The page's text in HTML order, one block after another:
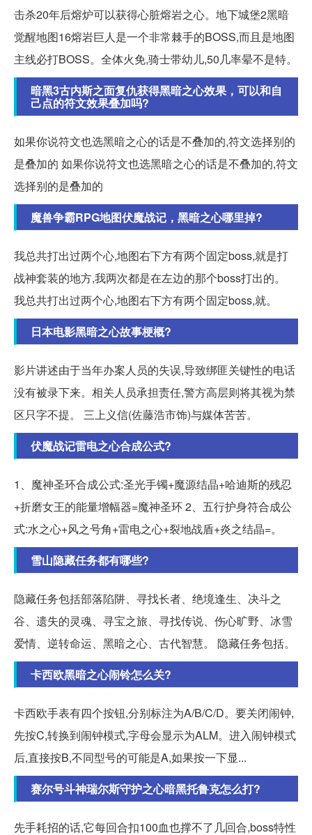
击杀20年后熔炉可以获得心脏熔岩之心。地下城堡2黑暗
觉醒地图16熔岩巨人是一个非常棘手的BOSS,而且是地图
主线必打BOSS。全体火免,骑士带幼儿,50几率晕不是特。
暗黑3古内斯之面复仇获得黑暗之心效果，可以和自
己点的符文效果叠加吗?
如果你说符文也选黑暗之心的话是不叠加的,符文选择别的
是叠加的 如果你说符文也选黑暗之心的话是不叠加的,符文
选择别的是叠加的
魔兽争霸RPG地图伏魔战记，黑暗之心哪里掉?
我总共打出过两个心,地图右下方有两个固定boss,就是打
战神套装的地方,我两次都是在左边的那个boss打出的。
我总共打出过两个心,地图右下方有两个固定boss,就。
日本电影黑暗之心故事梗概?
影片讲述由于当年办案人员的失误,导致绑匪关键性的电话
没有被录下来。相关人员承担责任,警方高层则将其视为禁
区只字不提。 三上义信(佐藤浩市饰)与媒体苦苦。
伏魔战记雷电之心合成公式?
1、魔神圣环合成公式:圣光手镯+魔源结晶+哈迪斯的残忍
+折磨女王的能量增幅器=魔神圣环 2、五行护身符合成公
式:水之心+风之号角+雷电之心+裂地战盾+炎之结晶=。
雪山隐藏任务都有哪些?
隐藏任务包括部落陷阱、寻找长者、绝境逢生、决斗之
谷、遗失的灵魂、寻宝之旅、寻找传说、伤心旷野、冰雪
爱情、逆转命运、黑暗之心、古代智慧。 隐藏任务包括。
卡西欧黑暗之心闹铃怎么关?
卡西欧手表有四个按钮,分别标注为A/B/C/D。要关闭闹钟,
先按C,转换到闹钟模式,字母会显示为ALM。进入闹钟模式
后,直接按B,不同型号的可能是A,如果按一下显...
赛尔号斗神瑞尔斯守护之心暗黑托鲁克怎么打?
先手耗招的话,它每回合扣100血也撑不了几回合,boss特性